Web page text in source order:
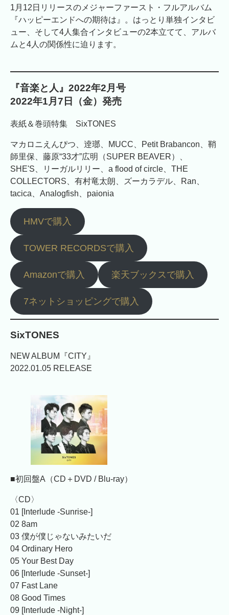
1月12日リリースのメジャーファースト・フルアルバム
『ハッピーエンドへの期待は』。はっとり単独インタビ
ュー、そして4人集合インタビューの2本立てて、アルバ
ムと4人の関係性に迫ります。
『音楽と人』2022年2月号
2022年1月7日（金）発売
表紙＆巻頭特集 SixTONES
マカロニえんぴつ、逹瑯、MUCC、Petit Brabancon、鞘
師里保、藤原“33才”広明（SUPER BEAVER）、
SHE'S、リーガルリリー、a flood of circle、THE
COLLECTORS、有村竜太朗、ズーカラデル、Ran、
tacica、Analogfish、paionia
HMVで購入
TOWER RECORDSで購入
Amazonで購入 楽天ブックスで購入
7ネットショッピングで購入
SixTONES
NEW ALBUM『CITY』
2022.01.05 RELEASE
■初回盤A（CD＋DVD / Blu-ray）
〈CD〉
01 [Interlude -Sunrise-]
02 8am
03 僕が僕じゃないみたいだ
04 Ordinary Hero
05 Your Best Day
06 [Interlude -Sunset-]
07 Fast Lane
08 Good Times
09 [Interlude -Night-]